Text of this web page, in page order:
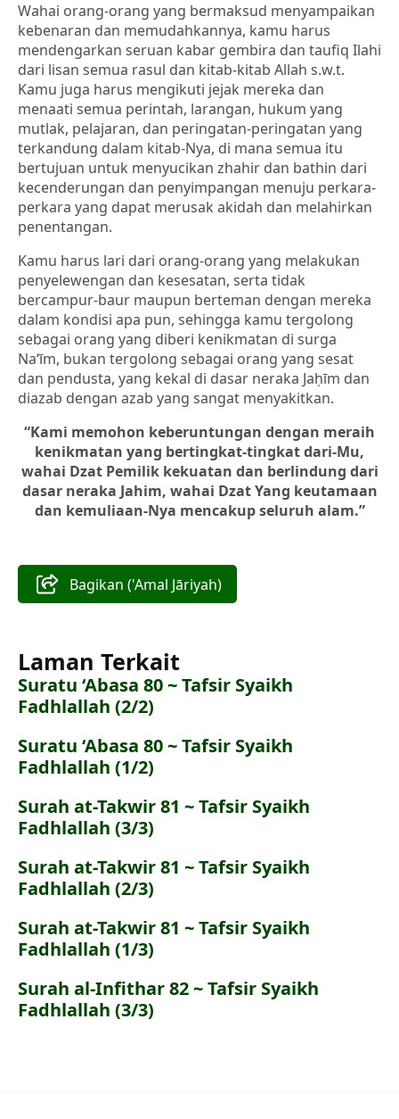
Wahai orang-orang yang bermaksud menyampaikan
kebenaran dan memudahkannya, kamu harus
mendengarkan seruan kabar gembira dan taufiq Ilahi
dari lisan semua rasul dan kitab-kitab Allah s.w.t.
Kamu juga harus mengikuti jejak mereka dan
menaati semua perintah, larangan, hukum yang
mutlak, pelajaran, dan peringatan-peringatan yang
terkandung dalam kitab-Nya, di mana semua itu
bertujuan untuk menyucikan zhahir dan bathin dari
kecenderungan dan penyimpangan menuju perkara-
perkara yang dapat merusak akidah dan melahirkan
penentangan.
Kamu harus lari dari orang-orang yang melakukan
penyelewengan dan kesesatan, serta tidak
bercampur-baur maupun berteman dengan mereka
dalam kondisi apa pun, sehingga kamu tergolong
sebagai orang yang diberi kenikmatan di surga
Na‘īm, bukan tergolong sebagai orang yang sesat
dan pendusta, yang kekal di dasar neraka Jaḥīm dan
diazab dengan azab yang sangat menyakitkan.
“Kami memohon keberuntungan dengan meraih
kenikmatan yang bertingkat-tingkat dari-Mu,
wahai Dzat Pemilik kekuatan dan berlindung dari
dasar neraka Jahim, wahai Dzat Yang keutamaan
dan kemuliaan-Nya mencakup seluruh alam.”
Bagikan ('Amal Jāriyah)
Laman Terkait
Suratu ‘Abasa 80 ~ Tafsir Syaikh
Fadhlallah (2/2)
Suratu ‘Abasa 80 ~ Tafsir Syaikh
Fadhlallah (1/2)
Surah at-Takwir 81 ~ Tafsir Syaikh
Fadhlallah (3/3)
Surah at-Takwir 81 ~ Tafsir Syaikh
Fadhlallah (2/3)
Surah at-Takwir 81 ~ Tafsir Syaikh
Fadhlallah (1/3)
Surah al-Infithar 82 ~ Tafsir Syaikh
Fadhlallah (3/3)